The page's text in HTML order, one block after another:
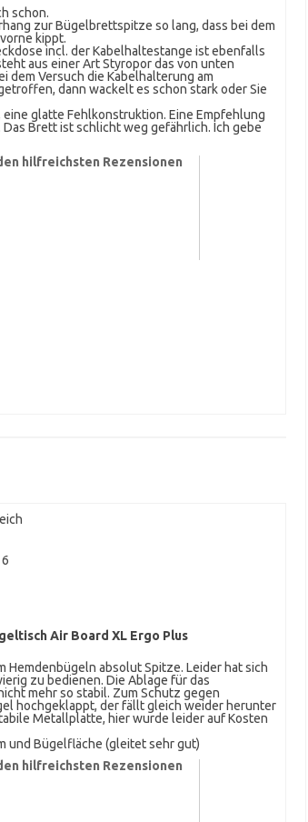
schon.
zur Bügelbrettspitze so lang, dass bei dem
kippt.
incl. der Kabelhaltestange ist ebenfalls
aus einer Art Styropor das von unten
Versuch die Kabelhalterung am
dann wackelt es schon stark oder Sie
glatte Fehlkonstruktion. Eine Empfehlung
Brett ist schlicht weg gefährlich. Ich gebe
hilfreichsten Rezensionen
Air Board XL Ergo Plus
Hemdenbügeln absolut Spitze. Leider hat sich
zu bedienen. Die Ablage für das
mehr so stabil. Zum Schutz gegen
hochgeklappt, der fällt gleich weider herunter
Metallplatte, hier wurde leider auf Kosten
und Bügelfläche (gleitet sehr gut)
hilfreichsten Rezensionen